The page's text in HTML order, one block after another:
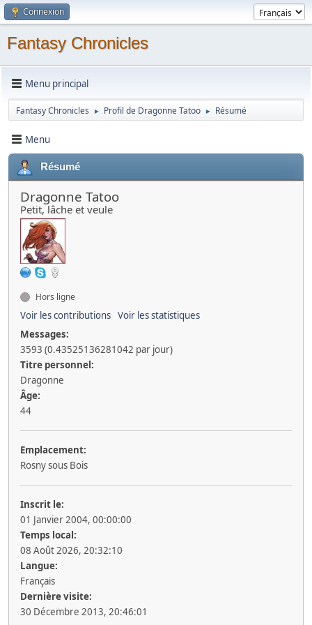
Connexion
Fantasy Chronicles
Menu principal
Fantasy Chronicles ► Profil de Dragonne Tatoo ► Résumé
Menu
Résumé
Dragonne Tatoo
Petit, lâche et veule
Hors ligne
Voir les contributions Voir les statistiques
Messages:
3593 (0.43525136281042 par jour)
Titre personnel:
Dragonne
Âge:
44
Emplacement:
Rosny sous Bois
Inscrit le:
01 Janvier 2004, 00:00:00
Temps local:
08 Août 2026, 20:32:10
Langue:
Français
Dernière visite:
30 Décembre 2013, 20:46:01